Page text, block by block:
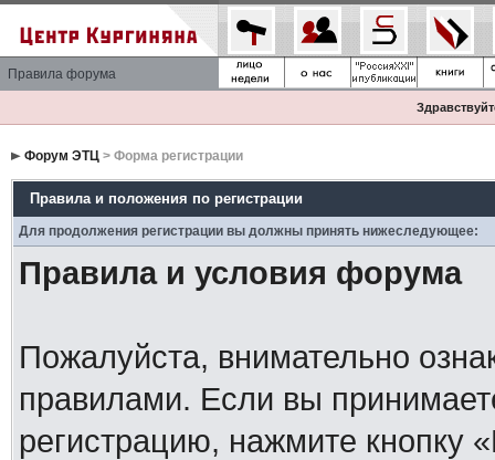
Правила форума
Форум ЭТЦ> Форма регистрации
Правила и положения по регистрации
Для продолжения регистрации вы должны принять нижеследующее:
Правила и условия форума
Пожалуйста, внимательно
правилами. Если вы
регистрацию, нажмите кнопку